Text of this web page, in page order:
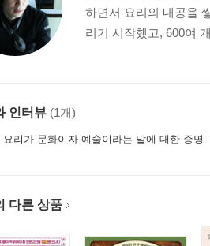
하면서 요리의 내공을
리기 시작했고, 600여
인터뷰 (1개)
요리가 문화이자 예술이라는 말에 대한 증명 - 『최 셰프의 크
다른 상품